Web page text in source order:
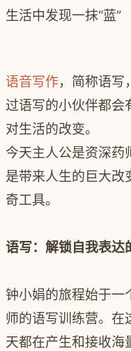
生活中发现一抹“蓝”
语音写作，简称语写
过语写的小伙伴都会
对生活的改变。
今天主人公是资深药
是带来人生的巨大改
奇工具。
语写：解锁自我表达
钟小娟的旅程始于
师的语写训练营。在
天都在产生和接收海